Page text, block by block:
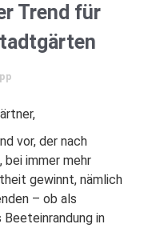
Trend für
vor, der nach
bei immer mehr
gewinnt, nämlich
– ob als
in